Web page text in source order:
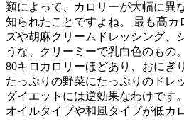
類によって、カロリーが大幅に異
知られたことですよね。 最も高カ
ズや胡麻クリームドレッシング、
うな、クリーミーで乳白色のもの
80キロカロリーほどあり、おにぎ
たっぷりの野菜にたっぷりのドレ
ダイエットには逆効果なわけです
オイルタイプや和風タイプが低カ